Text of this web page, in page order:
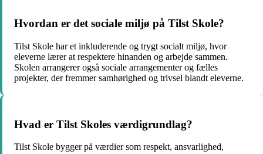
Hvordan er det sociale miljø på Tilst Skole?
Tilst Skole har et inkluderende og trygt socialt miljø, hvor
eleverne lærer at respektere hinanden og arbejde sammen.
Skolen arrangerer også sociale arrangementer og fælles
projekter, der fremmer samhørighed og trivsel blandt eleverne.
Hvad er Tilst Skoles værdigrundlag?
Tilst Skole bygger på værdier som respekt, ansvarlighed,